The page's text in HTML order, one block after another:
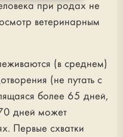
при родах не
ветеринарным
(в среднем)
(не путать с
более 65 дней,
дней может
Первые схватки